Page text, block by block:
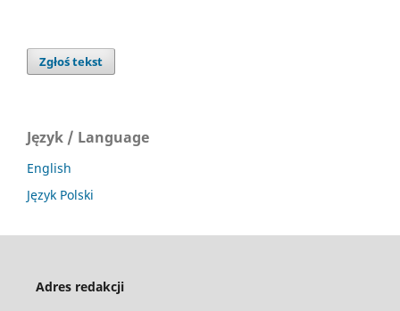
Zgłoś tekst
Język / Language
English
Język Polski
Adres redakcji